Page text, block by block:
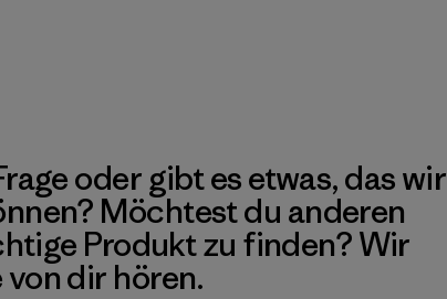
oder gibt es etwas, das wir
Möchtest du anderen
Produkt zu finden? Wir
dir hören.